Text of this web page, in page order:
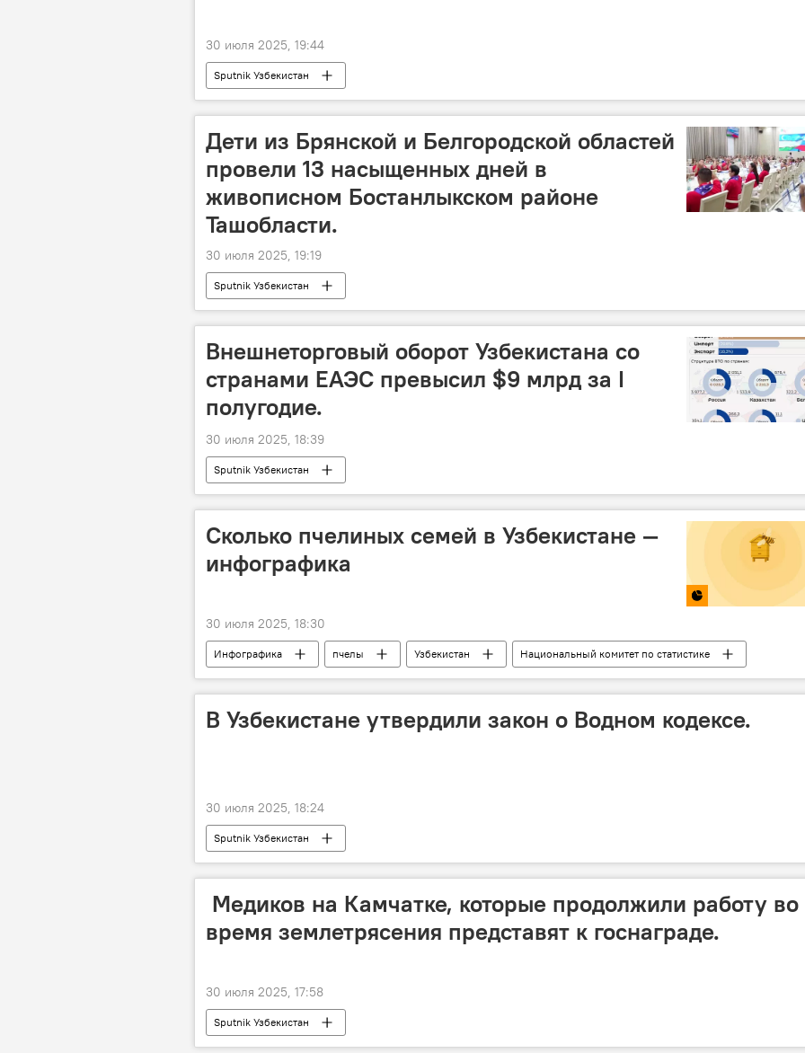
30 июля 2025, 19:44
Sputnik Узбекистан
Дети из Брянской и Белгородской областей
провели 13 насыщенных дней в
живописном Бостанлыкском районе
Ташобласти.
30 июля 2025, 19:19
Sputnik Узбекистан
Внешнеторговый оборот Узбекистана со
странами ЕАЭС превысил $9 млрд за I
полугодие.
30 июля 2025, 18:39
Sputnik Узбекистан
Сколько пчелиных семей в Узбекистане —
инфографика
30 июля 2025, 18:30
Инфографика пчелы Узбекистан
Национальный комитет по статистике
фермерское хозяйство
В Узбекистане утвердили закон о Водном кодексе.
30 июля 2025, 18:24
Sputnik Узбекистан
‍ Медиков на Камчатке, которые продолжили работу во
время землетрясения представят к госнаграде.
30 июля 2025, 17:58
Sputnik Узбекистан